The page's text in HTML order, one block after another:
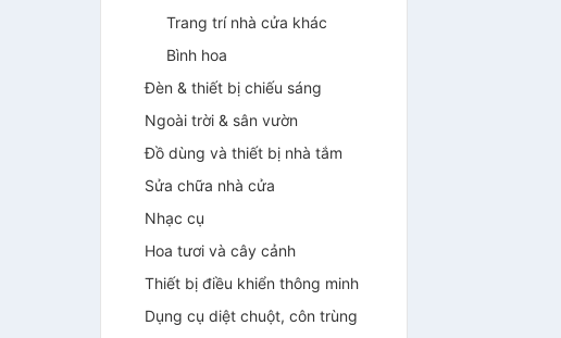
Trang trí nhà cửa khác
Bình hoa
Đèn & thiết bị chiếu sáng
Ngoài trời & sân vườn
Đồ dùng và thiết bị nhà tắm
Sửa chữa nhà cửa
Nhạc cụ
Hoa tươi và cây cảnh
Thiết bị điều khiển thông minh
Dụng cụ diệt chuột, côn trùng